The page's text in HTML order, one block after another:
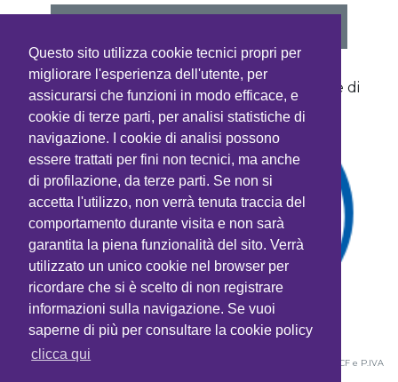
Questo sito utilizza cookie tecnici propri per
migliorare l'esperienza dell'utente, per
assicurarsi che funzioni in modo efficace, e
cookie di terze parti, per analisi statistiche di
navigazione. I cookie di analisi possono
essere trattati per fini non tecnici, ma anche
di profilazione, da terze parti. Se non si
accetta l'utilizzo, non verrà tenuta traccia del
comportamento durante visita e non sarà
garantita la piena funzionalità del sito. Verrà
utilizzato un unico cookie nel browser per
ricordare che si è scelto di non registrare
informazioni sulla navigazione. Se vuoi
saperne di più per consultare la cookie policy
clicca qui
Con la sponsorizzazione non condizionante di
©2026CTP Srl- Società unipersonale - Corso Sempione 44 - 20154 Milano • CF e P.IVA